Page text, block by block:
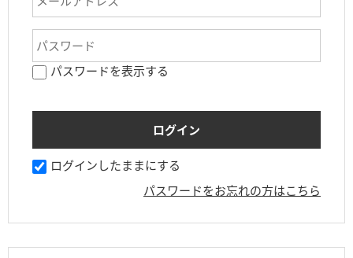
パスワードを表示する
ログインしたままにする
パスワードをお忘れの方はこちら